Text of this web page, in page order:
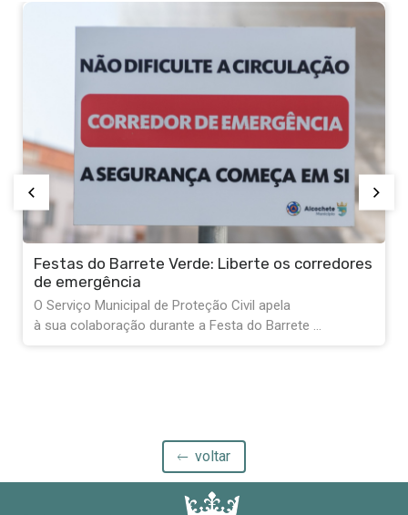
Festas do Barrete Verde: Liberte os corredores
de emergência
O Serviço Municipal de Proteção Civil apela
à sua colaboração durante a Festa do Barrete ...
voltar